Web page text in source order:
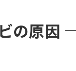
の原因